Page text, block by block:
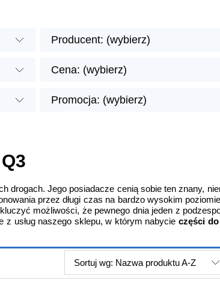
Producent: (wybierz)
Cena: (wybierz)
Promocja: (wybierz)
drogach. Jego posiadacze cenią sobie ten znany,
przez długi czas na bardzo wysokim
możliwości, że pewnego dnia jeden z
z usług naszego sklepu, w którym nabycieczęści
Sortuj wg: Nazwa produktu A-Z